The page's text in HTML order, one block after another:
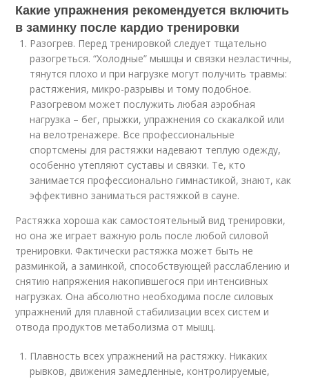
Какие упражнения рекомендуется включить
в заминку после кардио тренировки
Разогрев. Перед тренировкой следует тщательно
разогреться. “Холодные” мышцы и связки неэластичны,
тянутся плохо и при нагрузке могут получить травмы:
растяжения, микро-разрывы и тому подобное.
Разогревом может послужить любая аэробная
нагрузка – бег, прыжки, упражнения со скакалкой или
на велотренажере. Все профессиональные
спортсмены для растяжки надевают теплую одежду,
особенно утепляют суставы и связки. Те, кто
занимается профессионально гимнастикой, знают, как
эффективно заниматься растяжкой в сауне.
Растяжка хороша как самостоятельный вид тренировки,
но она же играет важную роль после любой силовой
тренировки. Фактически растяжка может быть не
разминкой, а заминкой, способствующей расслаблению и
снятию напряжения накопившегося при интенсивных
нагрузках. Она абсолютно необходима после силовых
упражнений для плавной стабилизации всех систем и
отвода продуктов метаболизма от мышц.
Плавность всех упражнений на растяжку. Никаких
рывков, движения замедленные, контролируемые,